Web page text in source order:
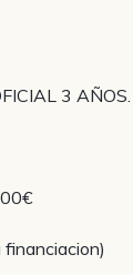
3 AÑOS.